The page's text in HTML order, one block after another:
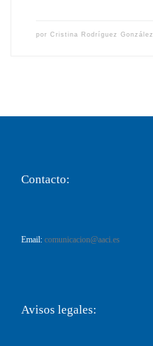
por Cristina Rodríguez González
Contacto:
Email: comunicacion@aaci.es
Avisos legales: